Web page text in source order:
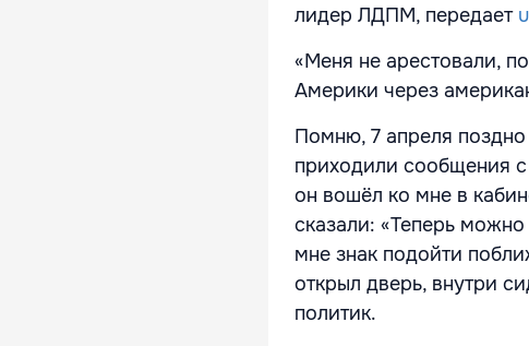
лидер ЛДПМ, передает
«Меня не арестовали,
Америки через
Помню, 7 апреля
приходили сообщения
он вошёл ко мне в
сказали: «Теперь
мне знак подойти
открыл дверь, внутри
политик.